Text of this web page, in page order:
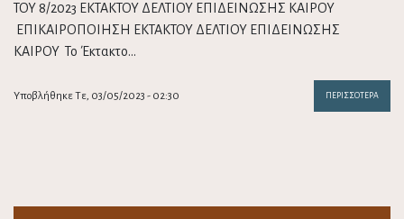
ΤΟΥ 8/2023 ΕΚΤΑΚΤΟΥ ΔΕΛΤΙΟΥ ΕΠΙΔΕΙΝΩΣΗΣ ΚΑΙΡΟΥ
ΕΠΙΚΑΙΡΟΠΟΙΗΣΗ ΕΚΤΑΚΤΟΥ ΔΕΛΤΙΟΥ ΕΠΙΔΕΙΝΩΣΗΣ
ΚΑΙΡΟΥ Το Έκτακτο…
Υποβλήθηκε Τε, 03/05/2023 - 02:30 ΠΕΡΙΣΣΌΤΕΡΑ